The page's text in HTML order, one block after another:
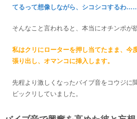
てるって想像しながら、シコシコするわ……
そんなこと言われると、本当にオチンポが
私はクリにローターを押し当てたまま、今
張り出し、オマンコに挿入します。
先程より激しくなったバイブ音をコウジに
ビックリしていました。